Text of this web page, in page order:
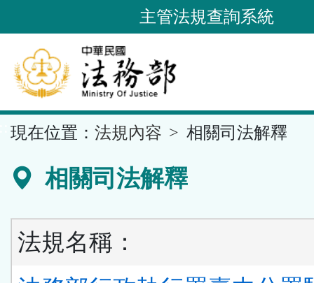
到
要
內
容
區
主管法規查詢系統
現在位置： 法規內容 相關司法解釋
相關司法解釋
法規名稱：